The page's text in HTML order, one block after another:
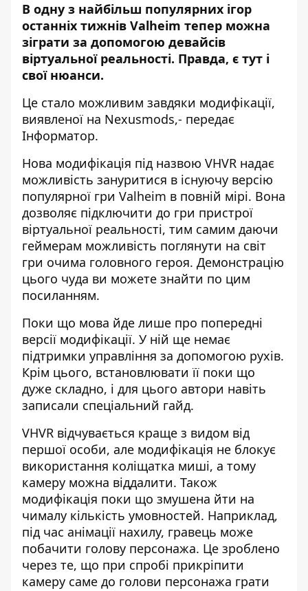
В одну з найбільш популярних ігор
останніх тижнів Valheim тепер можна
зіграти за допомогою девайсів
віртуальної реальності. Правда, є тут і
свої нюанси.
Це стало можливим завдяки модифікації,
виявленої на Nexusmods,- передає
Інформатор.
Нова модифікація під назвою VHVR надає
можливість зануритися в існуючу версію
популярної гри Valheim в повній мірі. Вона
дозволяє підключити до гри пристрої
віртуальної реальності, тим самим даючи
геймерам можливість поглянути на світ
гри очима головного героя. Демонстрацію
цього чуда ви можете знайти по цим
посиланням.
Поки що мова йде лише про попередні
версії модифікації. У ній ще немає
підтримки управління за допомогою рухів.
Крім цього, встановлювати її поки що
дуже складно, і для цього автори навіть
записали спеціальний гайд.
VHVR відчувається краще з видом від
першої особи, але модифікація не блокує
використання коліщатка миші, а тому
камеру можна віддалити. Також
модифікація поки що змушена йти на
чималу кількість умовностей. Наприклад,
під час анімації нахилу, гравець може
побачити голову персонажа. Це зроблено
через те, що при спробі прикріпити
камеру саме до голови персонажа грати